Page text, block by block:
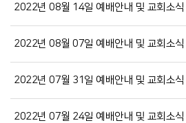
2022년 08월 14일 예배안내 및 교회소식
2022년 08월 07일 예배안내 및 교회소식
2022년 07월 31일 예배안내 및 교회소식
2022년 07월 24일 예배안내 및 교회소식